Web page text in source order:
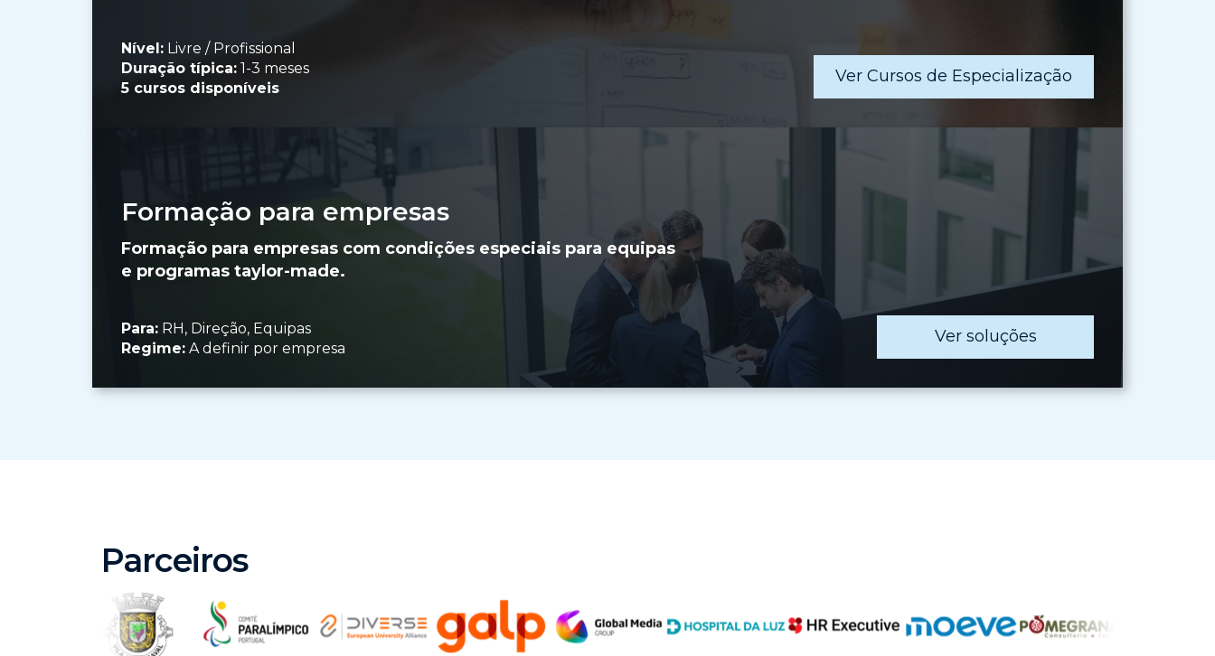
Nível: Livre / Profissional
Duração típica: 1-3 meses
5 cursos disponíveis
Ver Cursos de Especialização
Formação para empresas
Formação para empresas com condições especiais para equipas
e programas taylor-made.
Para: RH, Direção, Equipas
Regime: A definir por empresa
Ver soluções
Parceiros